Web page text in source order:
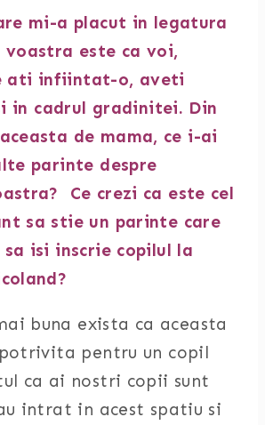
mi-a placut in legatura
este ca voi,
ati infiintat-o, aveti
in cadrul gradinitei. Din
de mama, ce i-ai
parinte despre
Ce crezi ca este cel
sa stie un parinte care
sa isi inscrie copilul la
buna exista ca aceasta
pentru un copil
ca ai nostri copii sunt
intrat in acest spatiu si